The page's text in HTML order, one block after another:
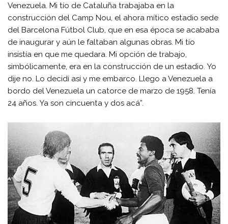
Venezuela. Mi tío de Cataluña trabajaba en la
construcción del Camp Nou, el ahora mítico estadio sede
del Barcelona Fútbol Club, que en esa época se acababa
de inaugurar y aún le faltaban algunas obras. Mi tío
insistía en que me quedara. Mi opción de trabajo,
simbólicamente, era en la construcción de un estadio. Yo
dije no. Lo decidí así y me embarco. Llego a Venezuela a
bordo del Venezuela un catorce de marzo de 1958. Tenía
24 años. Ya son cincuenta y dos acá”.